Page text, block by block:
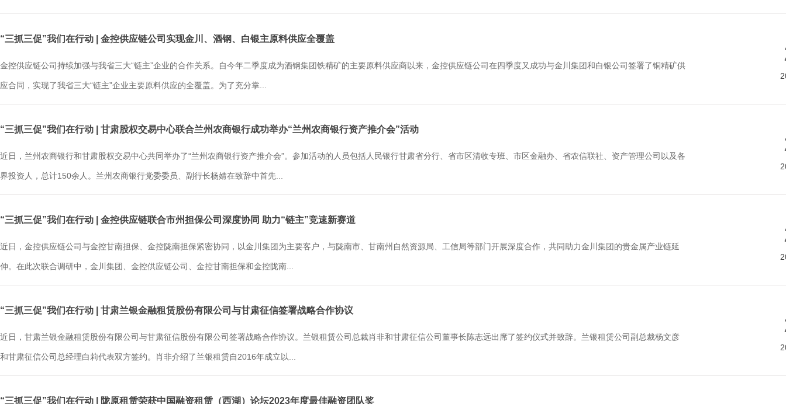
“三抓三促”我们在行动 | 金控供应链公司实现金川、酒钢、白银主原料供应全覆盖
金控供应链公司持续加强与我省三大“链主”企业的合作关系。自今年二季度成为酒钢集团铁精矿的主要原料供应商以来，金控供应链公司在四季度又成功与金川集团和白银公司签署了铜精矿供
应合同，实现了我省三大“链主”企业主要原料供应的全覆盖。为了充分掌...
“三抓三促”我们在行动 | 甘肃股权交易中心联合兰州农商银行成功举办“兰州农商银行资产推介会”活动
近日，兰州农商银行和甘肃股权交易中心共同举办了“兰州农商银行资产推介会”。参加活动的人员包括人民银行甘肃省分行、省市区清收专班、市区金融办、省农信联社、资产管理公司以及各
界投资人，总计150余人。兰州农商银行党委委员、副行长杨婧在致辞中首先...
“三抓三促”我们在行动 | 金控供应链联合市州担保公司深度协同 助力“链主”竞速新赛道
近日，金控供应链公司与金控甘南担保、金控陇南担保紧密协同，以金川集团为主要客户，与陇南市、甘南州自然资源局、工信局等部门开展深度合作，共同助力金川集团的贵金属产业链延
伸。在此次联合调研中，金川集团、金控供应链公司、金控甘南担保和金控陇南...
“三抓三促”我们在行动 | 甘肃兰银金融租赁股份有限公司与甘肃征信签署战略合作协议
近日，甘肃兰银金融租赁股份有限公司与甘肃征信股份有限公司签署战略合作协议。兰银租赁公司总裁肖非和甘肃征信公司董事长陈志远出席了签约仪式并致辞。兰银租赁公司副总裁杨文彦
和甘肃征信公司总经理白莉代表双方签约。肖非介绍了兰银租赁自2016年成立以...
“三抓三促”我们在行动 | 陇原租赁荣获中国融资租赁（西湖）论坛2023年度最佳融资团队奖